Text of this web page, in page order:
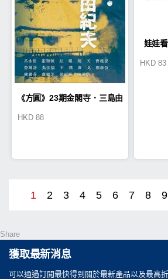
《方圓》23期金閣寺．三島由
HKD 88
娃娃
HKD 83
1 2 3 4 5 6 7 8 9
Share
獲取最新消息
可以通過訂閲最快得到關於最新產品以及最高